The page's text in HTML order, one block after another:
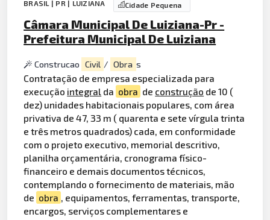
BRASIL | PR | LUIZIANA Cidade Pequena
Câmara Municipal De Luiziana-Pr -
Prefeitura Municipal De Luiziana
Construcao Civil / Obra s
Contratação de empresa especializada para
execução integral da obra de construção de 10 (
dez) unidades habitacionais populares, com área
privativa de 47, 33 m ( quarenta e sete vírgula trinta
e três metros quadrados) cada, em conformidade
com o projeto executivo, memorial descritivo,
planilha orçamentária, cronograma físico-
financeiro e demais documentos técnicos,
contemplando o fornecimento de materiais, mão
de obra , equipamentos, ferramentas, transporte,
encargos, serviços complementares e